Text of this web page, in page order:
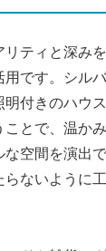
リティと深み
です。シル
付きのハウ
とで、温か
空間を演出
らないように